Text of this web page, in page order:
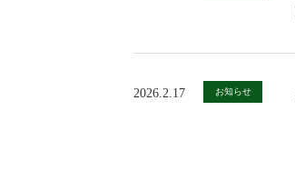
2026.2.17 お知らせ